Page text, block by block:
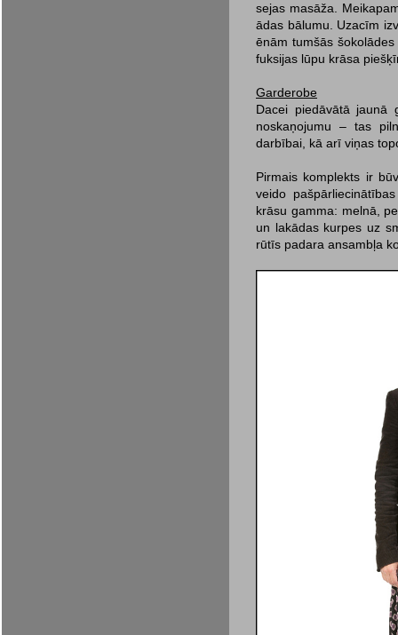
sejas masāža.
ādas bālumu. Uzacīm
ēnām tumšās
fuksijas lūpu krāsa
Garderobe
Dacei piedāvātā jaunā
noskaņojumu – tas
darbībai, kā arī viņas
Pirmais komplekts ir
veido
krāsu gamma: melnā,
un lakādas kurpes uz
rūtīs padara ansambļa